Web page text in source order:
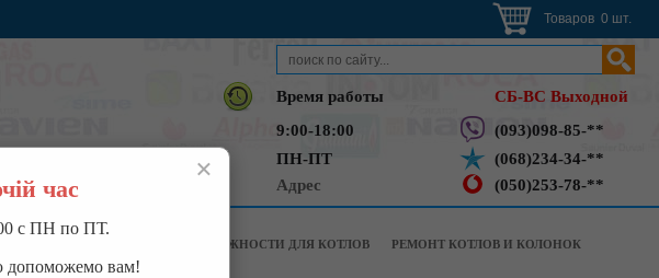
Товаров 0 шт.
Время работы
СБ-ВС Выходной
9:00-18:00
(093)098-85-**
ПН-ПТ
(068)234-34-**
Адрес
(050)253-78-**
ПРИНАДЛЕЖНОСТИ ДЛЯ КОТЛОВ РЕМОНТ КОТЛОВ И КОЛОНОК
×
час
с ПН по ПТ.
допоможемо вам!